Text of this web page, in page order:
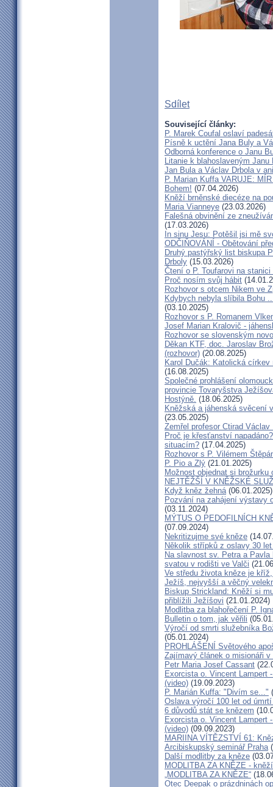
Sdílet
Související články:
P. Marek Coufal oslaví
Písně k uctění Jana Buly a
Odborná konference o Janu
Litanie k blahoslaveným
Jan Bula a Václav Drbola v
P. Marian Kuffa VARUJE:
Bohem! (07.04.2026)
Kněží brněnské diecéze na
Maria Vianneye (23.03.2026)
Falešná obvinění ze
(17.03.2026)
In sinu Jesu: Potěšil jsi mě
ODČIŇOVÁNÍ - Obětování
Druhý pastýřský list biskupa
Drboly (15.03.2026)
Čtení o P. Toufarovi na stanici
Proč nosím svůj hábit
Rozhovor s otcem Nikem ve
Kdybych nebyla slíbila Bohu
(03.10.2025)
Rozhovor s P. Romanem
Josef Marian Kralovič -
Rozhovor se slovenským
Děkan KTF, doc. Jaroslav
(rozhovor) (20.08.2025)
Karol Dučák: Katolická
(16.08.2025)
Společné prohlášení
provincie Tovaryšstva
Hostýně. (18.06.2025)
Kněžská a jáhenská svěcení
(23.05.2025)
Zemřel profesor Ctirad
Proč je křesťanství
situacím? (17.04.2025)
Rozhovor s P. Vilémem
P. Pio a Zlý (21.01.2025)
Možnost objednat si
NEJTĚŽŠÍ V KNĚŽSKÉ
Když kněz žehná(06.01.2025)
Pozvání na zahájení výstavy
(03.11.2024)
MÝTUS O PEDOFILNÍCH
(07.09.2024)
Nekritizujme své kněze
Několik střípků z oslavy 30
Na slavnost sv. Petra a
svatou v rodišti ve Valči
Ve středu života kněze je
Ježíš, nejvyšší a věčný
Biskup Strickland: Kněží si
přiblížili Ježíšovi (21.01.2024)
Modlitba za blahořečení P.
Bulletin o tom, jak věřili
Výročí od smrti služebníka
(05.01.2024)
PROHLÁŠENÍ Světového
Zajímavý článek o misionáři v
Petr Maria Josef Cassant
Exorcista o. Vincent Lampert
(video) (19.09.2023)
P. Marián Kuffa: "Divím se..."
Oslava výročí 100 let od
6 důvodů stát se knězem
Exorcista o. Vincent Lampert
(video) (09.09.2023)
MARIINA VÍTĚZSTVÍ 61:
Arcibiskupský seminář Praha
Další modlitby za kněze
MODLITBA ZA KNĚZE -
„MODLITBA ZA KNĚZE“
Otec Deepak o prázdninách